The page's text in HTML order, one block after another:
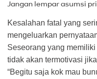
Jangan lempar asumsi
Kesalahan fatal yang
mengeluarkan
Seseorang yang
tidak akan termotivasi
“Begitu saja kok mau